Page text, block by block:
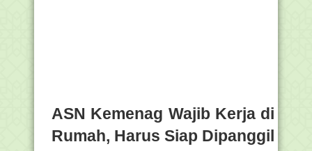
ASN Kemenag Wajib Kerja di
Rumah, Harus Siap Dipanggil